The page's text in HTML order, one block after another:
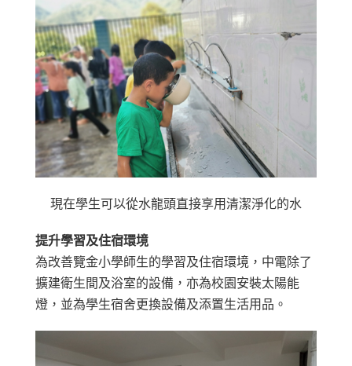
現在學生可以從水龍頭直接享用清潔淨化的水
提升學習及住宿環境
為改善覽金小學師生的學習及住宿環境，中電除了
擴建衛生間及浴室的設備，亦為校園安裝太陽能
燈，並為學生宿舍更換設備及添置生活用品。